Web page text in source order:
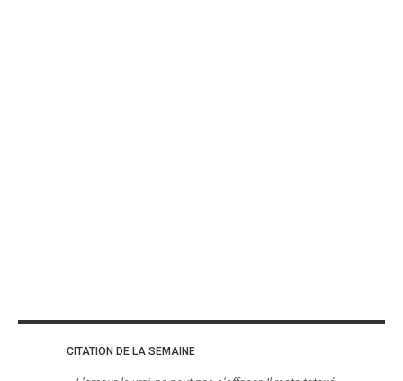
CITATION DE LA SEMAINE